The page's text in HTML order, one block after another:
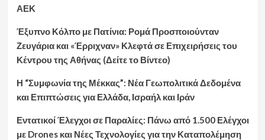
ΑΕΚ
Έξυπνο Κόλπο με Πατίνια: Ρομά Προσποιούνταν
Ζευγάρια και «Έρριχναν» Κλεφτά σε Επιχειρήσεις του
Κέντρου της Αθήνας (Δείτε το Βίντεο)
Η “Συμφωνία της Μέκκας”: Νέα Γεωπολιτικά Δεδομένα
και Επιπτώσεις για Ελλάδα, Ισραήλ και Ιράν
Εντατικοί Έλεγχοι σε Παραλίες: Πάνω από 1.500 Ελέγχοι
με Drones και Νέες Τεχνολογίες για την Καταπολέμηση